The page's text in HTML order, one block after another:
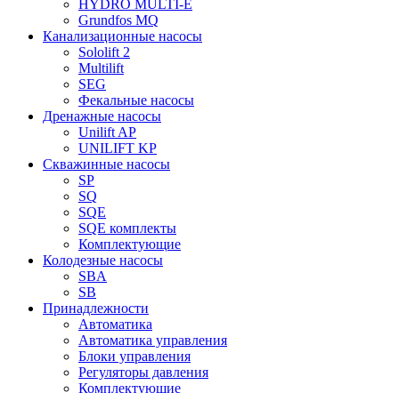
HYDRO MULTI-E
Grundfos MQ
Канализационные насосы
Sololift 2
Multilift
SEG
Фекальные насосы
Дренажные насосы
Unilift AP
UNILIFT KP
Скважинные насосы
SP
SQ
SQE
SQE комплекты
Комплектующие
Колодезные насосы
SBA
SB
Принадлежности
Автоматика
Автоматика управления
Блоки управления
Регуляторы давления
Комплектующие